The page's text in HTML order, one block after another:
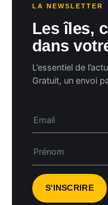
LA NEWSLETTER
Les îles,
dans
L’essentiel de
Gratuit, un envoi